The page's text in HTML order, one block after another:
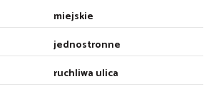
miejskie
jednostronne
ruchliwa ulica